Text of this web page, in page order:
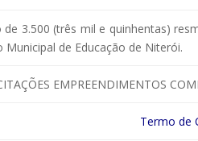
de 3.500 (três mil e quinhentas)
Municipal de Educação de Niterói.
EMPREENDIMENTOS
Termo de